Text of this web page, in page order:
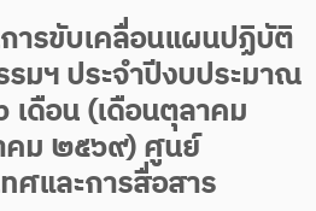
ารขับเคลื่อนแผนปฏิบัติ
มฯ ประจำปีงบประมาณ
ดือน (เดือนตุลาคม
คม ๒๕๖๙) ศูนย์
ศและการสื่อสาร